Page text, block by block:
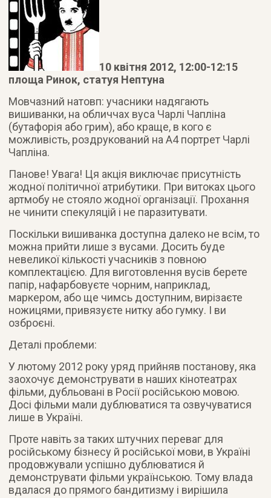
10 квітня 2012, 12:00-12:15
площа Ринок, статуя Нептуна
Мовчазний натовп: учасники надягають
вишиванки, на обличчах вуса Чарлі Чапліна
(бутафорія або грим), або краще, в кого є
можливість, роздрукований на А4 портрет Чарлі
Чапліна.
Панове! Увага! Ця акція виключає присутність
жодної політичної атрибутики. При витоках цього
артмобу не стояло жодної організації. Прохання
не чинити спекуляцій і не паразитувати.
Поскільки вишиванка доступна далеко не всім, то
можна прийти лише з вусами. Досить буде
невеликої кількості учасників з повною
комплектацією. Для виготовлення вусів берете
папір, нафарбовуєте чорним, наприклад,
маркером, або ще чимсь доступним, вирізаєте
ножицями, привязуєте нитку або гумку. І ви
озброєні.
Деталі проблеми:
У лютому 2012 року уряд прийняв постанову, яка
заохочує демонструвати в наших кінотеатрах
фільми, дубльовані в Росії російською мовою.
Досі фільми мали дублюватися та озвучуватися
лише в Україні.
Проте навіть за таких штучних переваг для
російському бізнесу й російської мови, в Україні
продовжували успішно дублюватися й
демонструвати фільми українською. Тому влада
вдалася до прямого бандитизму і вирішила